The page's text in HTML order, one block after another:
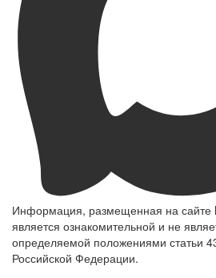
Информация, размещенная на сайте
является ознакомительной и не
определяемой положениями статьи
Российской Федерации.